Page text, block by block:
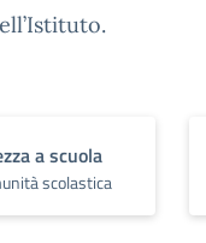
a scuola
scolastica